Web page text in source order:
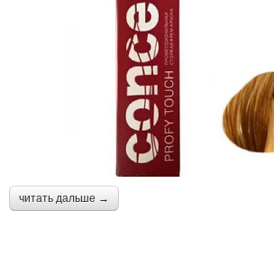
читать дальше →